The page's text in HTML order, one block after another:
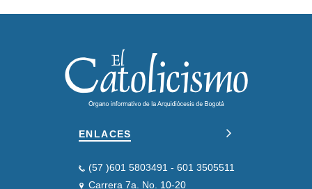
ENLACES
(57 )601 5803491 - 601 3505511
Carrera 7a. No. 10-20